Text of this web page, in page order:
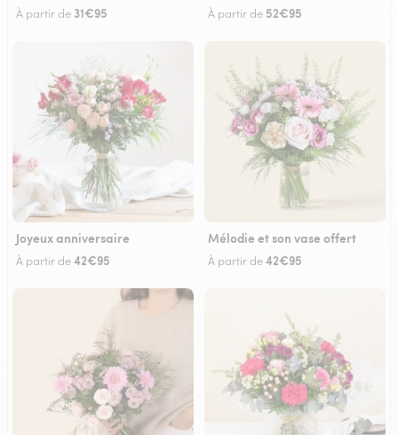
À partir de 31€95 À partir de 52€95
Joyeux anniversaire
À partir de42€95
Mélodie et son vase offert
À partir de42€95